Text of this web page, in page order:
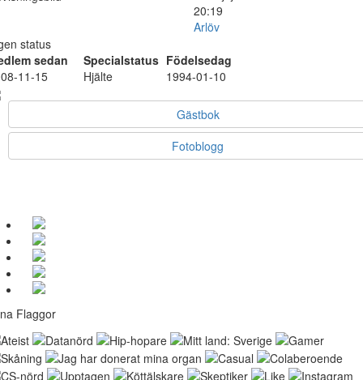
20:19
Arlöv
status
sedan
Specialstatus Födelsedag
11-15
Hjälte 1994-01-10
Gästbok
Fotoblogg
Flaggor